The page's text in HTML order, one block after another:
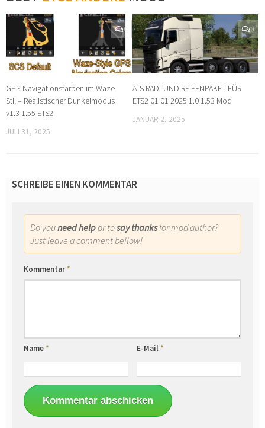
0
GPS-Navigationsfarben im Waze-
Stil – Realistischer Dunkelmodus
v1.3 1.55 ETS2
JULI 31, 2025
0
ATS RAD- UND REIFENPAKET FÜR
ETS2 01 01 2025 1.0 1.53 Mod
JANUAR 2, 2025
SCHREIBE EINEN KOMMENTAR
Do youneed helpor tosay thanksfor mod author?
Just leave a comment bellow!
Kommentar*
Name* E-Mail*